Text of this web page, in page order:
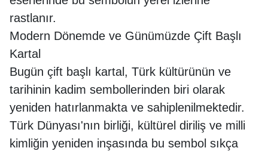
rastlanır.
Modern Dönemde ve Günümüzde Çift Başlı
Kartal
Bugün çift başlı kartal, Türk kültürünün ve
tarihinin kadim sembollerinden biri olarak
yeniden hatırlanmakta ve sahiplenilmektedir.
Türk Dünyası'nın birliği, kültürel diriliş ve milli
kimliğin yeniden inşasında bu sembol sıkça